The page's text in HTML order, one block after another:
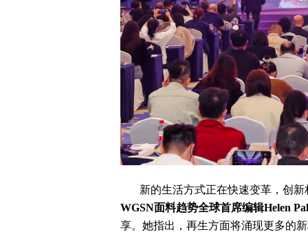
新的生活方式正在快速变革，创
WGSN面料趋势全球首席编辑Helen
享。她指出，再生方面将涌现更多的